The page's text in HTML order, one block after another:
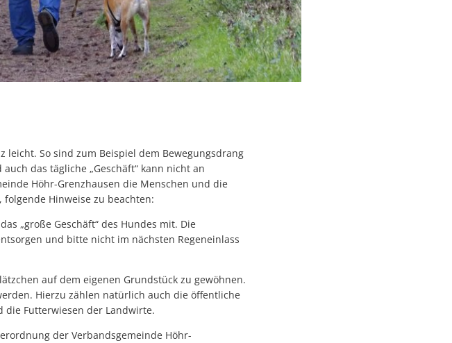
So sind zum Beispiel dem Bewegungsdrang
das tägliche „Geschäft“ kann nicht an
Höhr-Grenzhausen die Menschen und die
Hinweise zu beachten:
„große Geschäft“ des Hundes mit. Die
und bitte nicht im nächsten Regeneinlass
auf dem eigenen Grundstück zu gewöhnen.
Hierzu zählen natürlich auch die öffentliche
die Futterwiesen der Landwirte.
der Verbandsgemeinde Höhr-